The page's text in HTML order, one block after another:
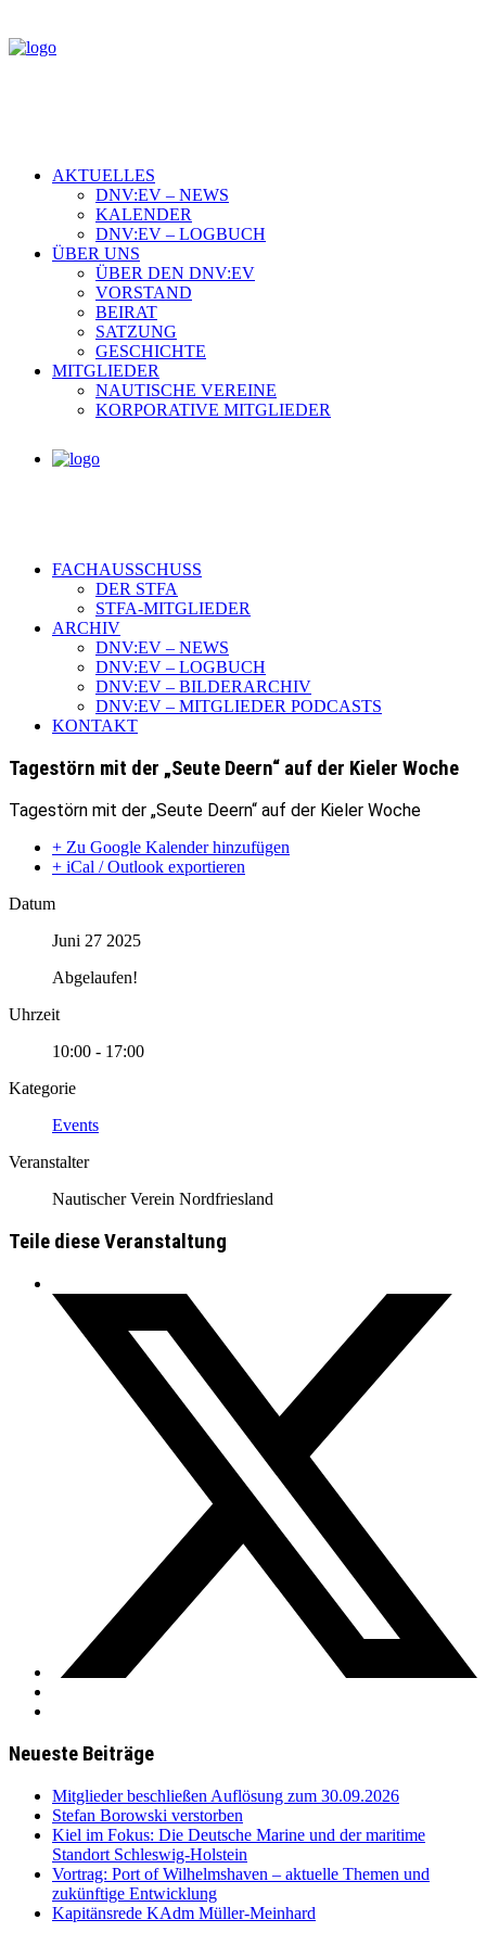
AKTUELLES
DNV:EV – NEWS
KALENDER
DNV:EV – LOGBUCH
ÜBER UNS
ÜBER DEN DNV:EV
VORSTAND
BEIRAT
SATZUNG
GESCHICHTE
MITGLIEDER
NAUTISCHE VEREINE
KORPORATIVE MITGLIEDER
FACHAUSSCHUSS
DER STFA
STFA-MITGLIEDER
ARCHIV
DNV:EV – NEWS
DNV:EV – LOGBUCH
DNV:EV – BILDERARCHIV
DNV:EV – MITGLIEDER PODCASTS
KONTAKT
Tagestörn mit der „Seute Deern“ auf der Kieler Woche
Tagestörn mit der „Seute Deern“ auf der Kieler Woche
+ Zu Google Kalender hinzufügen
+ iCal / Outlook exportieren
Datum
Juni 27 2025
Abgelaufen!
Uhrzeit
10:00 - 17:00
Kategorie
Events
Veranstalter
Nautischer Verein Nordfriesland
Teile diese Veranstaltung
Neueste Beiträge
Mitglieder beschließen Auflösung zum 30.09.2026
Stefan Borowski verstorben
Kiel im Fokus: Die Deutsche Marine und der maritime
Standort Schleswig-Holstein
Vortrag: Port of Wilhelmshaven – aktuelle Themen und
zukünftige Entwicklung
Kapitänsrede KAdm Müller-Meinhard